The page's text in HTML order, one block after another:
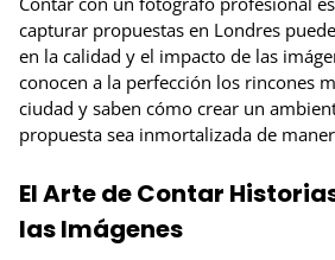
capturar propuestas en Londres
en la calidad y el impacto de las
conocen a la perfección los rincones
ciudad y saben cómo crear un
propuesta sea inmortalizada de
El Arte de Contar
las Imágenes